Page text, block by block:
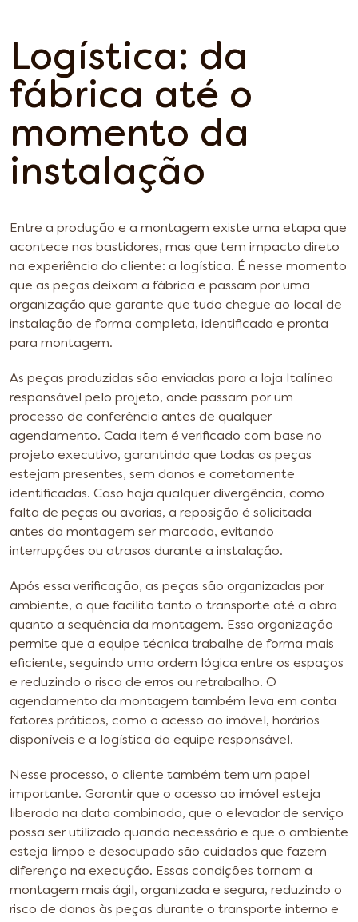
Logística: da
fábrica até o
momento da
instalação
Entre a produção e a montagem existe uma etapa que
acontece nos bastidores, mas que tem impacto direto
na experiência do cliente: a logística. É nesse momento
que as peças deixam a fábrica e passam por uma
organização que garante que tudo chegue ao local de
instalação de forma completa, identificada e pronta
para montagem.
As peças produzidas são enviadas para a loja Italínea
responsável pelo projeto, onde passam por um
processo de conferência antes de qualquer
agendamento. Cada item é verificado com base no
projeto executivo, garantindo que todas as peças
estejam presentes, sem danos e corretamente
identificadas. Caso haja qualquer divergência, como
falta de peças ou avarias, a reposição é solicitada
antes da montagem ser marcada, evitando
interrupções ou atrasos durante a instalação.
Após essa verificação, as peças são organizadas por
ambiente, o que facilita tanto o transporte até a obra
quanto a sequência da montagem. Essa organização
permite que a equipe técnica trabalhe de forma mais
eficiente, seguindo uma ordem lógica entre os espaços
e reduzindo o risco de erros ou retrabalho. O
agendamento da montagem também leva em conta
fatores práticos, como o acesso ao imóvel, horários
disponíveis e a logística da equipe responsável.
Nesse processo, o cliente também tem um papel
importante. Garantir que o acesso ao imóvel esteja
liberado na data combinada, que o elevador de serviço
possa ser utilizado quando necessário e que o ambiente
esteja limpo e desocupado são cuidados que fazem
diferença na execução. Essas condições tornam a
montagem mais ágil, organizada e segura, reduzindo o
risco de danos às peças durante o transporte interno e